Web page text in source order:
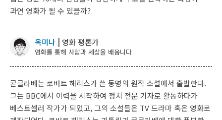
과연 영화가 될 수 있을까?
옥미나 | 영화 평론가
영화를 통해 사람과 세상을 배웁니다
콘클라베는 로버트 해리스가 쓴 동명의 원작 소설에서 출발한다.
그는 BBC에서 이력을 시작하여 정치 전문 기자로 활동하다가
베스트셀러 작가가 되었고, 그의 소설들은 TV 드라마 혹은 영화로